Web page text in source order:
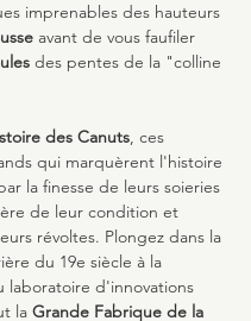
imprenables des hauteurs
avant de vous faufiler
des pentes de la "colline
des Canuts, ces
qui marquèrent l'histoire
la finesse de leurs soieries
de leur condition et
révoltes. Plongez dans la
du 19e siècle à la
laboratoire d'innovations
la Grande Fabrique de la